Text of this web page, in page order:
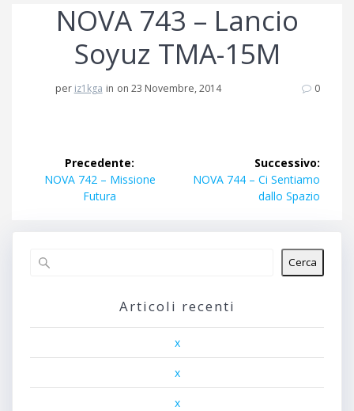
NOVA 743 – Lancio
Soyuz TMA-15M
per iz1kga in on 23 Novembre, 2014 0
Navigazione
articoli
Precedente:
Articolo
precedente:
NOVA 742 – Missione
Futura
Successivo:
Articolo
NOVA 744 – Ci Sentiamo
dallo Spazio
Cerca
Articoli recenti
x
x
x